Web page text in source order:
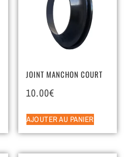
JOINT MANCHON COURT
10.00€
AJOUTER AU PANIER